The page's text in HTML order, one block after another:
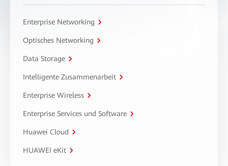
Enterprise Networking
Optisches Networking
Data Storage
Intelligente Zusammenarbeit
Enterprise Wireless
Enterprise Services und Software
Huawei Cloud
HUAWEI eKit